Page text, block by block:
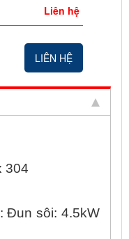
Liên hệ
LIÊN HỆ
304
Đun sôi: 4.5kW